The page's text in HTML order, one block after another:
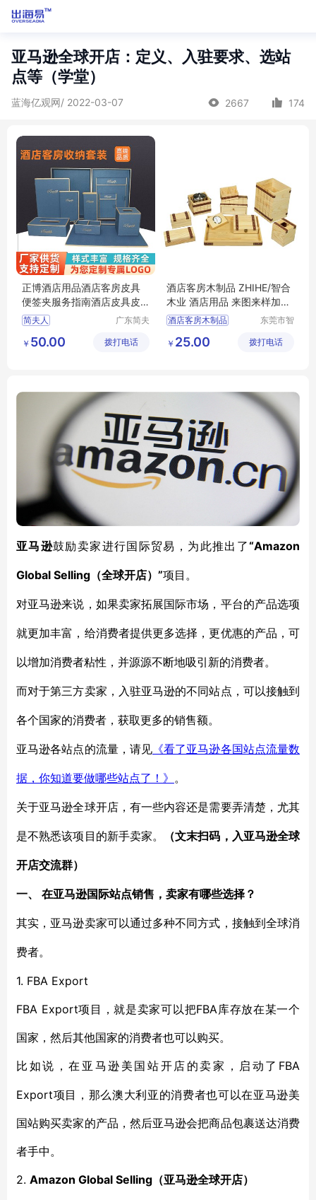
亚马逊全球开店：定义、入驻要求、选站
点等（学堂）
蓝海亿观网/ 2022-03-07 2667 174
正博酒店用品酒店客房皮具
便签夹服务指南酒店皮具皮
革纸巾盒
简夫人
广东简夫
限公司
￥ 50.00 拨打电话
酒店客房木制品 ZHIHE/智合
木业 酒店用品 来图来样加工
厂
酒店客房木制品
木制品 客房木制品
东莞市智
限公司
￥ 25.00 拨打电话
亚马逊鼓励卖家进行国际贸易，为此推出了“Amazon
Global Selling（全球开店）”项目。
对亚马逊来说，如果卖家拓展国际市场，平台的产品选项
就更加丰富，给消费者提供更多选择，更优惠的产品，可
以增加消费者粘性，并源源不断地吸引新的消费者。
而对于第三方卖家，入驻亚马逊的不同站点，可以接触到
各个国家的消费者，获取更多的销售额。
亚马逊各站点的流量，请见 《看了亚马逊各国站点流量数
据，你知道要做哪些站点了！》 。
关于亚马逊全球开店，有一些内容还是需要弄清楚，尤其
是不熟悉该项目的新手卖家。 （文末扫码，入亚马逊全球
开店交流群）
一、 在亚马逊国际站点销售，卖家有哪些选择？
其实，亚马逊卖家可以通过多种不同方式，接触到全球消
费者。
1. FBA Export
FBA Export项目，就是卖家可以把FBA库存放在某一个
国家，然后其他国家的消费者也可以购买。
比如说，在亚马逊美国站开店的卖家，启动了 FBA
Export项目，那么澳大利亚的消费者也可以在亚马逊美
国站购买卖家的产品，然后亚马逊会把商品包裹送达消费
者手中。
2. Amazon Global Selling（亚马逊全球开店）